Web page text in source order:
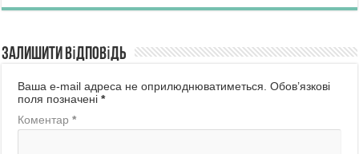
Залишити відповідь
Ваша e-mail адреса не оприлюднюватиметься. Обов’язкові
поля позначені*
Коментар*